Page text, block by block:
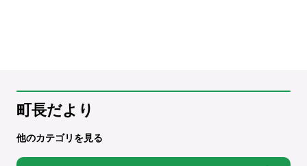
町長だより
他のカテゴリを見る